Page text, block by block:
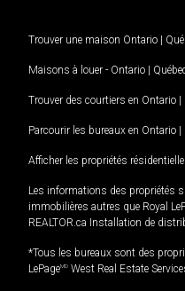
Trouver une maison Ontario |
Maisons à louer - Ontario |
Trouver des courtiers en Ontario |
Parcourir les bureaux en Ontario |
Afficher les propriétés
Les informations des propriétés
immobilières autres que Royal
REALTOR.ca Installation de
*Tous les bureaux sont des
LePageMD West Real Estate